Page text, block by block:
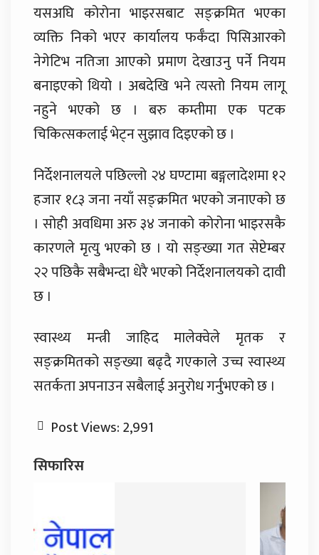
यसअघि कोरोना भाइरसबाट सङ्क्रमित भएका
व्यक्ति निको भएर कार्यालय फर्कँदा पिसिआरको
नेगेटिभ नतिजा आएको प्रमाण देखाउनु पर्ने नियम
बनाइएको थियो । अबदेखि भने त्यस्तो नियम लागू
नहुने भएको छ । बरु कम्तीमा एक पटक
चिकित्सकलाई भेट्न सुझाव दिइएको छ ।
निर्देशनालयले पछिल्लो २४ घण्टामा बङ्गलादेशमा १२
हजार १८३ जना नयाँ सङ्क्रमित भएको जनाएको छ
। सोही अवधिमा अरु ३४ जनाको कोरोना भाइरसकै
कारणले मृत्यु भएको छ । यो सङ्ख्या गत सेप्टेम्बर
२२ पछिकै सबैभन्दा धेरै भएको निर्देशनालयको दावी
छ ।
स्वास्थ्य मन्त्री जाहिद मालेक्वेले मृतक र
सङ्क्रमितको सङ्ख्या बढ्दै गएकाले उच्च स्वास्थ्य
सतर्कता अपनाउन सबैलाई अनुरोध गर्नुभएको छ ।
Post Views:2,991
सिफारिस